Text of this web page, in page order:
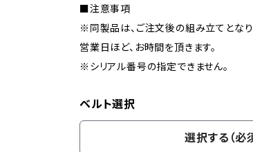
■注意事項
※同製品は、ご注文後の組み立てとな
営業日ほど、お時間を頂きます。
※シリアル番号の指定できません。
ベルト選択
選択する（必